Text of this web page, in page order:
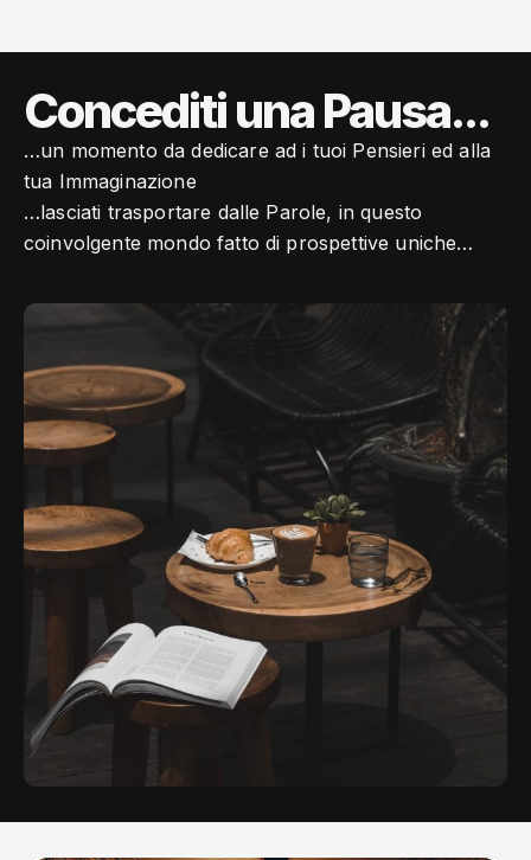
Concediti una Pausa...
…un momento da dedicare ad i tuoi Pensieri ed alla
tua Immaginazione
…lasciati trasportare dalle Parole, in questo
coinvolgente mondo fatto di prospettive uniche…